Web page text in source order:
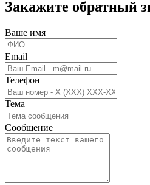
Закажите обратный
Ваше имя
Email
Телефон
Тема
Сообщение